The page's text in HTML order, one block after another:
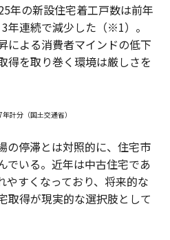
年の新設住宅着工戸数は前年
年連続で減少した（※1）。
による消費者マインドの低下
得を取り巻く環境は厳しさを
計分（国土交通省）
の停滞とは対照的に、住宅市
でいる。近年は中古住宅であ
やすくなっており、将来的な
取得が現実的な選択肢として